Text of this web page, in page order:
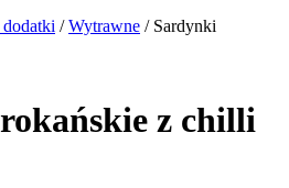
/Wytrawne / Sardynki
z chilli